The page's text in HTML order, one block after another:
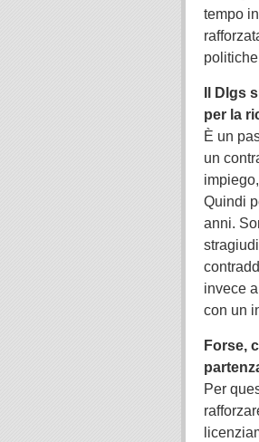
tempo
Il Dlgs
per la
È un
un
Quindi
anni.
invece
con un
Forse,
Per